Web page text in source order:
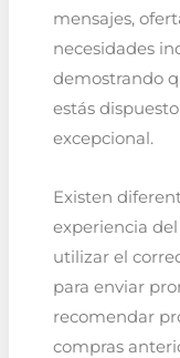
mensajes,
necesidades
demostrando
estás
excepcional.
Existen
experiencia
utilizar el
para enviar
recomendar
compras